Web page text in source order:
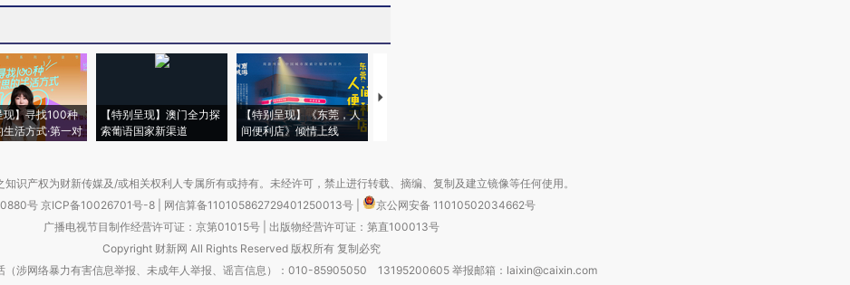
现】寻找100种
活方式·第一对
【特别呈现】澳门全力探
索葡语国家新渠道
【特别呈现】《东莞，人
间便利店》倾情上线
【推广】走进第四届链博
知识产权为财新传媒及/或相关权利人专属所有或持有。未经许可，禁止进行转载、摘编、复制及建立镜像等任何使用。
号京ICP备10026701号-8 网信算备110105862729401250013号
京公网安备 11010502034662号
广播电视节目制作经营许可证：京第01015号| 出版物经营许可证：第直100013号
Copyright 财新网 All Rights Reserved 版权所有 复制必究
（涉网络暴力有害信息举报、未成年人举报、谣言信息）：010-85905050 13195200605 举报邮箱：laixin@caixin.com